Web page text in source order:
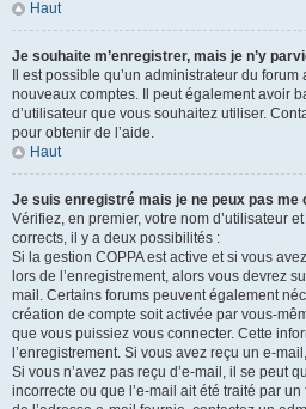
Haut
Je souhaite m’enregistrer, mais je n’y
Il est possible qu’un administrateur du
nouveaux comptes. Il peut également avoir
d’utilisateur que vous souhaitez utiliser.
pour obtenir de l’aide.
Haut
Je suis enregistré mais je ne peux pas me
Vérifiez, en premier, votre nom d’utilisateur
corrects, il y a deux possibilités :
Si la gestion COPPA est active et si vous
lors de l’enregistrement, alors vous devrez
mail. Certains forums peuvent également
création de compte soit activée par vous-
que vous puissiez vous connecter. Cette
l’enregistrement. Si vous avez reçu un e-
Si vous n’avez pas reçu d’e-mail, il se peut
incorrecte ou que l’e-mail ait été traité par